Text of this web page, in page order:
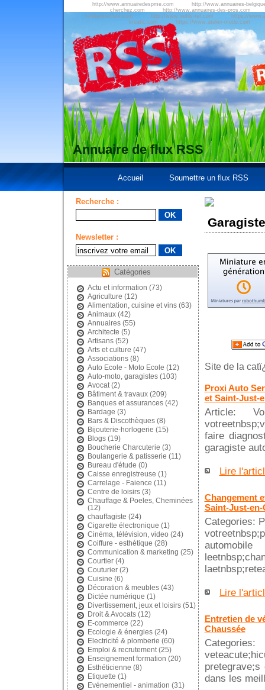
http://www.annuairedespme.com
http://www.annuaires-
cherchez.com
http://www.annuaires-des-pros.com
referencement.com
http://www.outils-ref.com
https://
kreatic.com
https://www.atelier-mode.com
Annuaire de flux RSS
Accueil Soumettre un flux RSS
Recherche :
Newsletter :
Catégories
Actu et information (73)
Agriculture (12)
Alimentation, cuisine et vins(63)
Animaux(42)
Annuaires(55)
Architecte (5)
Artisans(52)
Arts et culture (47)
Associations(8)
Auto Ecole - Moto Ecole (12)
Auto-moto, garagistes(103)
Avocat(2)
Bâtiment & travaux(209)
Banques et assurances(42)
Bardage (3)
Bars & Discothèques(8)
Bijouterie-horlogerie (15)
Blogs(19)
Boucherie Charcuterie (3)
Boulangerie & patisserie (11)
Bureau d'étude (0)
Caisse enregistreuse (1)
Carrelage - Faience (11)
Centre de loisirs(3)
Chauffage & Poeles, Cheminées
(12)
chauffagiste (24)
Cigarette électronique (1)
Cinéma, télévision, video (24)
Coiffure - esthétique (28)
Communication & marketing (25)
Courtier(4)
Couturier(2)
Cuisine (6)
Décoration & meubles(43)
Dictée numérique (1)
Divertissement, jeux et loisirs(51)
Droit & Avocats(12)
E-commerce (22)
Ecologie & énergies(24)
Electricité & plomberie (60)
Emploi & recrutement(25)
Enseignement formation (20)
Esthéticienne (8)
Etiquette (1)
Evénementiel - animation (31)
Site de la
Proxi Auto
et Saint-Just-
Article:
faire
garagiste
Lire
Changement
Saint-Just-en-
Categories:
Lire
Entretien de
Chaussée
pretegrave;s
dans les